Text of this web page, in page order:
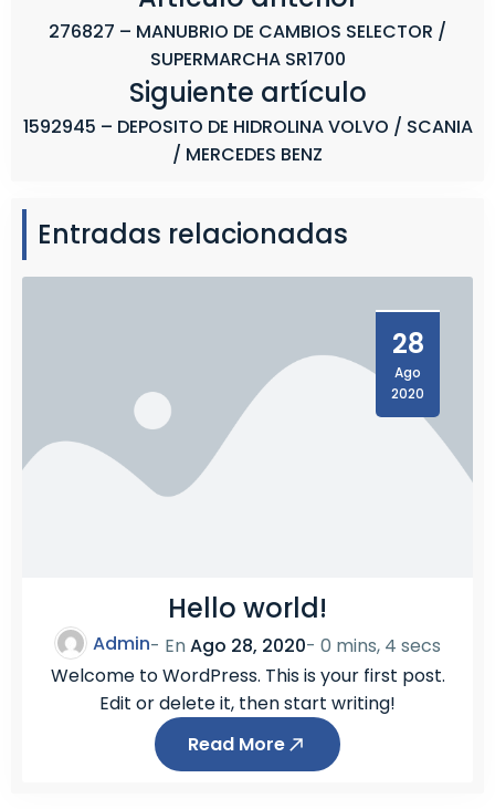
276827 – MANUBRIO DE CAMBIOS SELECTOR /
SUPERMARCHA SR1700
Siguiente artículo
1592945 – DEPOSITO DE HIDROLINA VOLVO / SCANIA
/ MERCEDES BENZ
Entradas relacionadas
28
Ago
2020
Hello world!
Admin- EnAgo 28, 2020- 0 mins, 4 secs
Welcome to WordPress. This is your first post.
Edit or delete it, then start writing!
Read More